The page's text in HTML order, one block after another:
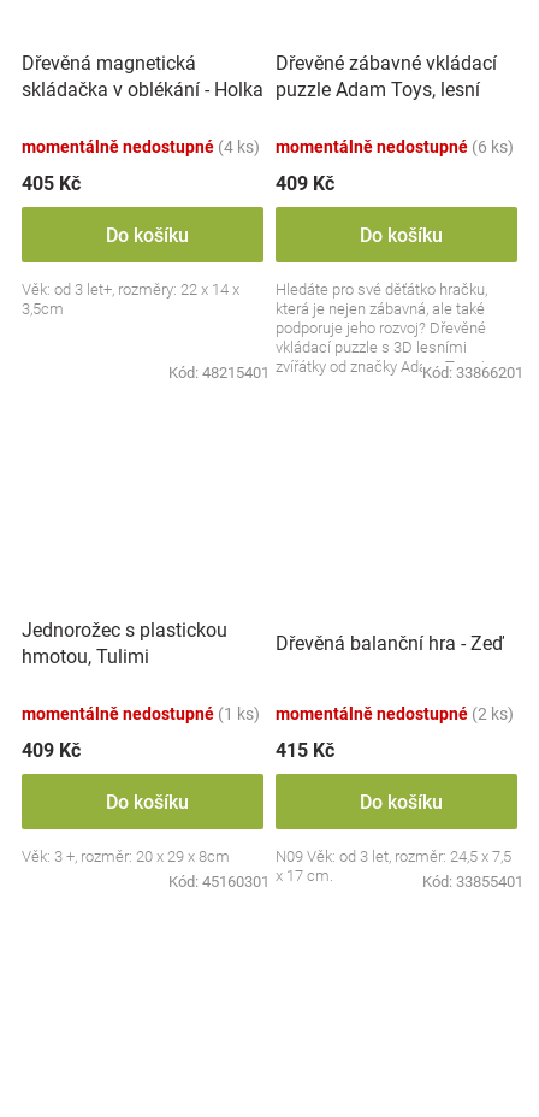
Dřevěná magnetická
skládačka v oblékání - Holka
momentálně nedostupné (4 ks)
405 Kč
Do košíku
Věk: od 3 let+, rozměry: 22 x 14 x
3,5cm
Kód: 48215401
Dřevěné zábavné vkládací
puzzle Adam Toys, lesní
momentálně nedostupné (6 ks)
409 Kč
Do košíku
Hledáte pro své děťátko hračku,
která je nejen zábavná, ale také
podporuje jeho rozvoj? Dřevěné
vkládací puzzle s 3D lesními
zvířátky od značky Adam Toys je
Kód: 33866201
Jednorožec s plastickou
hmotou, Tulimi
momentálně nedostupné (1 ks)
409 Kč
Do košíku
Věk: 3 +, rozměr: 20 x 29 x 8cm
Kód: 45160301
Dřevěná balanční hra - Zeď
momentálně nedostupné (2 ks)
415 Kč
Do košíku
N09 Věk: od 3 let, rozměr: 24,5 x 7,5
x 17 cm.
Kód: 33855401